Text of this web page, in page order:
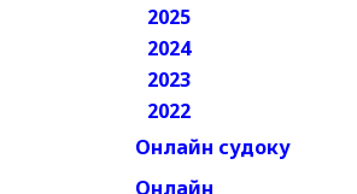
2025
2024
2023
2022
Онлайн судоку
Онлайн